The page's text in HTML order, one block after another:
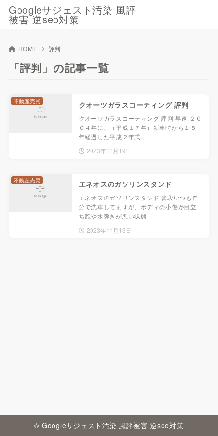
Googleサジェスト汚染 風評
被害 逆seo対策
HOME 評判
「評判」の記事一覧
クオーツガラスコーティング 評判
クオーツガラスコーティング 評判 早速 ２０
０４年に、（平成１７年）新車時から１５
年経過した平成２年式…
2023年11月19日
不動産売買
エネオスのガソリンスタンド
エネオスのガソリンスタンド 普段いつも自
分で洗車してますが、ボディの小傷が目立
ち艶や水弾きが悪い状態…
2023年11月13日
不動産売買
© Googleサジェスト汚染 風評被害 逆seo対策